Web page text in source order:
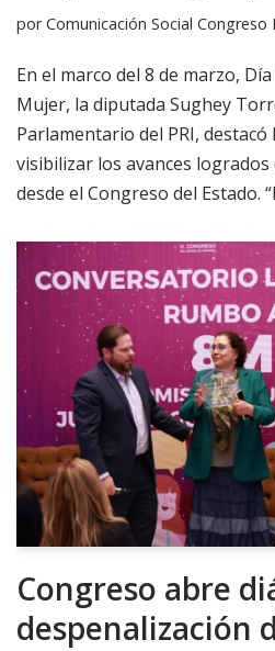
porComunicación Social Congreso
En el marco del 8 de marzo,
Mujer, la diputada Sughey
Parlamentario del PRI,
visibilizar los avances
desde el Congreso del Estado.
Congreso abre
despenalización